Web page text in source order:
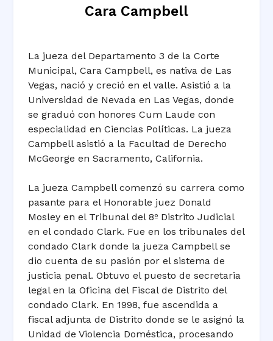
Cara Campbell
La jueza del Departamento 3 de la Corte
Municipal, Cara Campbell, es nativa de Las
Vegas, nació y creció en el valle. Asistió a la
Universidad de Nevada en Las Vegas, donde
se graduó con honores Cum Laude con
especialidad en Ciencias Políticas. La jueza
Campbell asistió a la Facultad de Derecho
McGeorge en Sacramento, California.
La jueza Campbell comenzó su carrera como
pasante para el Honorable juez Donald
Mosley en el Tribunal del 8º Distrito Judicial
en el condado Clark. Fue en los tribunales del
condado Clark donde la jueza Campbell se
dio cuenta de su pasión por el sistema de
justicia penal. Obtuvo el puesto de secretaria
legal en la Oficina del Fiscal de Distrito del
condado Clark. En 1998, fue ascendida a
fiscal adjunta de Distrito donde se le asignó la
Unidad de Violencia Doméstica, procesando